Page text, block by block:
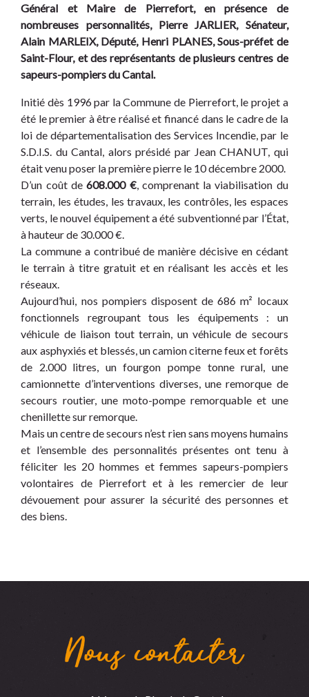
Général et Maire de Pierrefort, en présence de
nombreuses personnalités, Pierre JARLIER, Sénateur,
Alain MARLEIX, Député, Henri PLANES, Sous-préfet de
Saint-Flour, et des représentants de plusieurs centres de
sapeurs-pompiers du Cantal.
Initié dès 1996 par la Commune de Pierrefort, le projet a
été le premier à être réalisé et financé dans le cadre de la
loi de départementalisation des Services Incendie, par le
S.D.I.S. du Cantal, alors présidé par Jean CHANUT, qui
était venu poser la première pierre le 10 décembre 2000.
D’un coût de608.000 €, comprenant la viabilisation du
terrain, les études, les travaux, les contrôles, les espaces
verts, le nouvel équipement a été subventionné par l’État,
à hauteur de 30.000 €.
La commune a contribué de manière décisive en cédant
le terrain à titre gratuit et en réalisant les accès et les
réseaux.
Aujourd’hui, nos pompiers disposent de 686 m² locaux
fonctionnels regroupant tous les équipements : un
véhicule de liaison tout terrain, un véhicule de secours
aux asphyxiés et blessés, un camion citerne feux et forêts
de 2.000 litres, un fourgon pompe tonne rural, une
camionnette d’interventions diverses, une remorque de
secours routier, une moto-pompe remorquable et une
chenillette sur remorque.
Mais un centre de secours n’est rien sans moyens humains
et l’ensemble des personnalités présentes ont tenu à
féliciter les 20 hommes et femmes sapeurs-pompiers
volontaires de Pierrefort et à les remercier de leur
dévouement pour assurer la sécurité des personnes et
des biens.
Nous contacter